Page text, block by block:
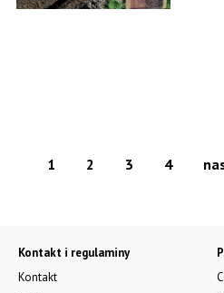
1 2 3 4
Kontakt i regulaminy
Kontakt